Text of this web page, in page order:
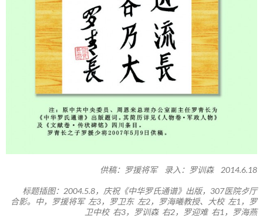
供稿：罗援将军 录入：罗训森 2014.6.18
标题插图：2004.5.8，庆祝《中华罗氏通谱》出版，307医院歺厅
合影。中，罗援将军 左3，罗卫东 左2，罗海曦教授、大校 左1，罗
卫中校 右3，罗训森 右2，罗迎难 右1，罗海燕